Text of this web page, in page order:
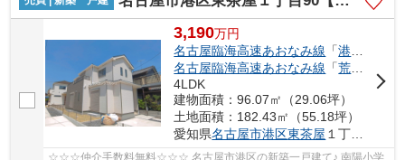
3,190万円
名古屋臨海高速あおなみ線 「港北
名古屋臨海高速あおなみ線 「荒子川公園
4LDK
建物面積：96.07㎡（29.06坪）
土地面積：182.43㎡（55.18坪）
愛知県名古屋市港区東茶屋 １丁目90
☆☆☆仲介手数料無料☆☆☆ 名古屋市港区の新築一戸建て♪ 南陽小学